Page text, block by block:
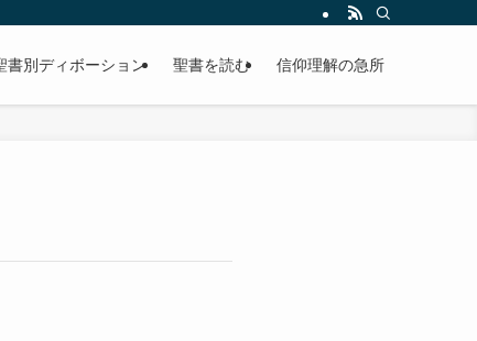
書別ディボーション 聖書を読む 信仰理解の急所